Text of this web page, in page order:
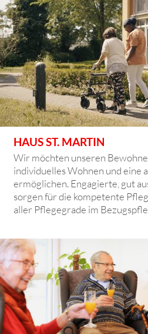
HAUS ST. MARTIN
Wir möchten unseren
individuelles Wohnen und eine
ermöglichen. Engagierte, gut
sorgen für die kompetente
aller Pflegegrade im